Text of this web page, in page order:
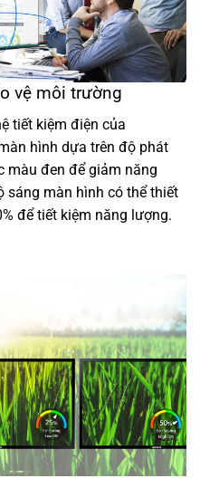
vệ môi trường
tiết kiệm điện của
hình dựa trên độ phát
màu đen để giảm năng
sáng màn hình có thể thiết
để tiết kiệm năng lượng.